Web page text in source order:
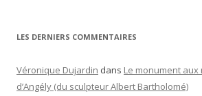
LES DERNIERS COMMENTAIRES
Véronique Dujardin dans Le monument aux
d’Angély (du sculpteur Albert Bartholomé)